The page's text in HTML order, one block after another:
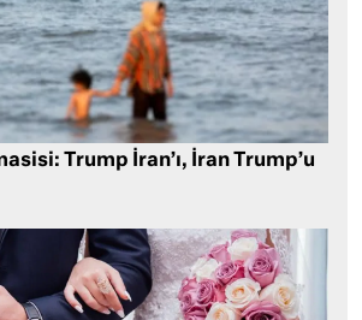
Trump İran’ı, İran Trump’u